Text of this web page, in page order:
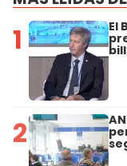
1 El
2